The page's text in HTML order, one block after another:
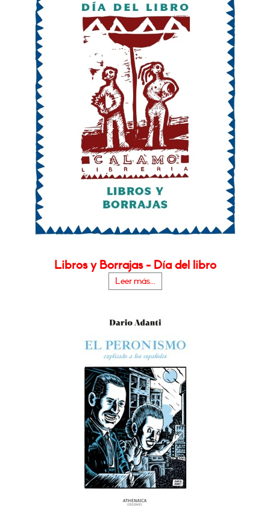
Libros y Borrajas - Día del libro
Leer más...